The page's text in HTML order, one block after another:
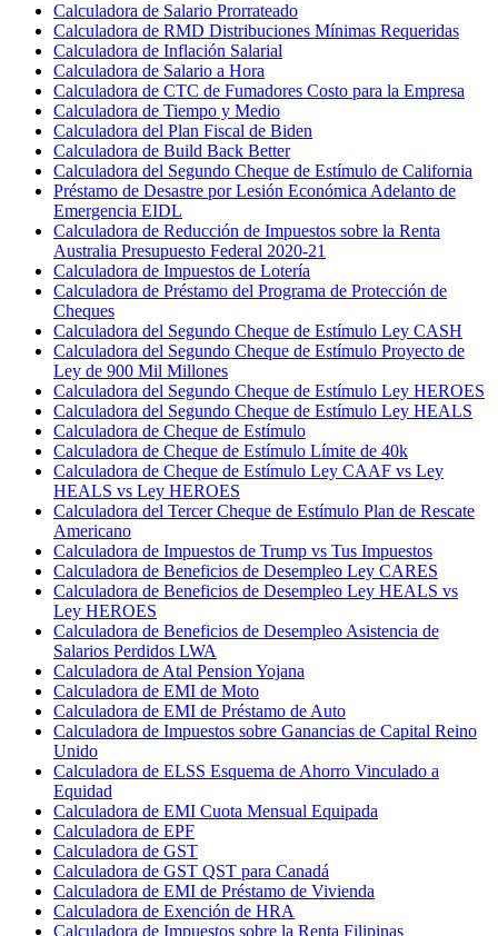
Calculadora de Salario Prorrateado
Calculadora de RMD Distribuciones Mínimas Requeridas
Calculadora de Inflación Salarial
Calculadora de Salario a Hora
Calculadora de CTC de Fumadores Costo para la Empresa
Calculadora de Tiempo y Medio
Calculadora del Plan Fiscal de Biden
Calculadora de Build Back Better
Calculadora del Segundo Cheque de Estímulo de California
Préstamo de Desastre por Lesión Económica Adelanto de
Emergencia EIDL
Calculadora de Reducción de Impuestos sobre la Renta
Australia Presupuesto Federal 2020-21
Calculadora de Impuestos de Lotería
Calculadora de Préstamo del Programa de Protección de
Cheques
Calculadora del Segundo Cheque de Estímulo Ley CASH
Calculadora del Segundo Cheque de Estímulo Proyecto de
Ley de 900 Mil Millones
Calculadora del Segundo Cheque de Estímulo Ley HEROES
Calculadora del Segundo Cheque de Estímulo Ley HEALS
Calculadora de Cheque de Estímulo
Calculadora de Cheque de Estímulo Límite de 40k
Calculadora de Cheque de Estímulo Ley CAAF vs Ley
HEALS vs Ley HEROES
Calculadora del Tercer Cheque de Estímulo Plan de Rescate
Americano
Calculadora de Impuestos de Trump vs Tus Impuestos
Calculadora de Beneficios de Desempleo Ley CARES
Calculadora de Beneficios de Desempleo Ley HEALS vs
Ley HEROES
Calculadora de Beneficios de Desempleo Asistencia de
Salarios Perdidos LWA
Calculadora de Atal Pension Yojana
Calculadora de EMI de Moto
Calculadora de EMI de Préstamo de Auto
Calculadora de Impuestos sobre Ganancias de Capital Reino
Unido
Calculadora de ELSS Esquema de Ahorro Vinculado a
Equidad
Calculadora de EMI Cuota Mensual Equipada
Calculadora de EPF
Calculadora de GST
Calculadora de GST QST para Canadá
Calculadora de EMI de Préstamo de Vivienda
Calculadora de Exención de HRA
Calculadora de Impuestos sobre la Renta Filipinas